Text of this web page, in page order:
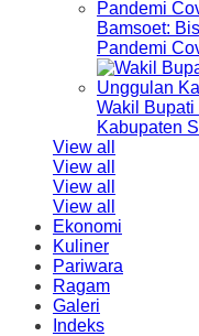
Bamsoet:
Pandemi
Wakil
Kabupaten
View all
View all
View all
View all
Ekonomi
Kuliner
Pariwara
Ragam
Galeri
Indeks